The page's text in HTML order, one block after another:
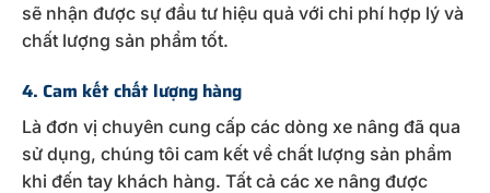
sẽ nhận được sự đầu tư hiệu quả với chi phí hợp lý và
chất lượng sản phẩm tốt.
4. Cam kết chất lượng hàng
Là đơn vị chuyên cung cấp các dòng xe nâng đã qua
sử dụng, chúng tôi cam kết về chất lượng sản phẩm
khi đến tay khách hàng. Tất cả các xe nâng được